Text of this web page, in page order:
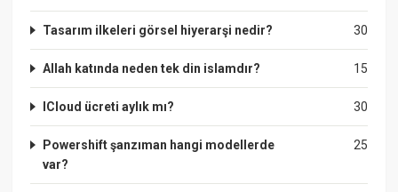
30
Tasarım ilkeleri görsel hiyerarşi nedir?
15
Allah katında neden tek din islamdır?
30
ICloud ücreti aylık mı?
25
Powershift şanzıman hangi modellerde
var?